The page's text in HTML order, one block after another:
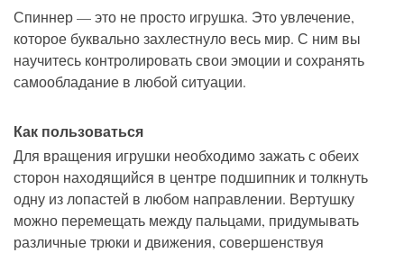
Спиннер — это не просто игрушка. Это увлечение,
которое буквально захлестнуло весь мир. С ним вы
научитесь контролировать свои эмоции и сохранять
самообладание в любой ситуации.
Как пользоваться
Для вращения игрушки необходимо зажать с обеих
сторон находящийся в центре подшипник и толкнуть
одну из лопастей в любом направлении. Вертушку
можно перемещать между пальцами, придумывать
различные трюки и движения, совершенствуя